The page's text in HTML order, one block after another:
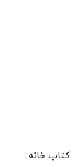
کتاب خانه